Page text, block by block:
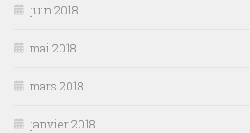
juin 2018
mai 2018
mars 2018
janvier 2018